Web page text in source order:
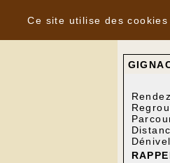
Ce site utilise des